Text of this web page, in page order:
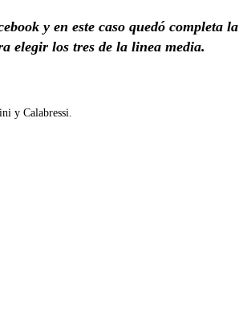
y en este caso quedó completa la
elegir los tres de la linea media.
y Calabressi.